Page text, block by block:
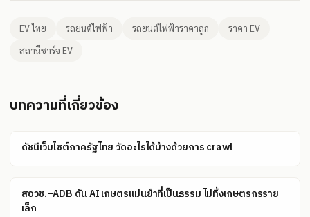
EV ไทย รถยนต์ไฟฟ้า รถยนต์ไฟฟ้าราคาถูก
ราคา EV
สถานีชาร์จ EV
บทความที่เกี่ยวข้อง
ดัชนีเว็บไซต์ภาครัฐไทย วัดอะไรได้บ้างด้วยการ crawl
สอวช.–ADB ดัน AI เกษตรแม่นยำที่เป็นธรรม ไม่ทิ้งเกษตรกรราย
เล็ก